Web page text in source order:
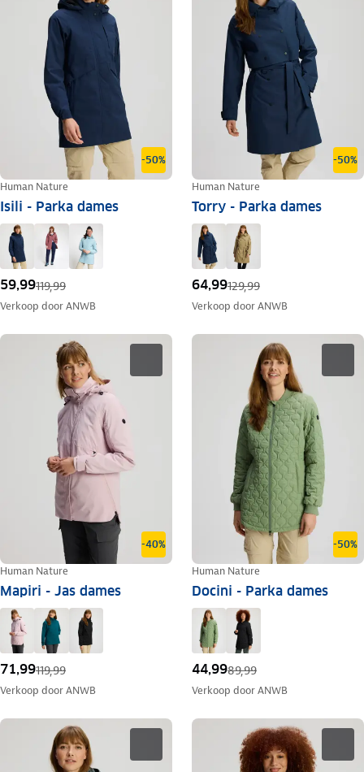
-50%
Human Nature
Isili - Parka dames
59,99119,99
Verkoop doorANWB
-50%
Human Nature
Torry - Parka dames
64,99129,99
Verkoop doorANWB
-40%
Human Nature
Mapiri - Jas dames
71,99119,99
Verkoop doorANWB
-50%
Human Nature
Docini - Parka dames
44,9989,99
Verkoop doorANWB